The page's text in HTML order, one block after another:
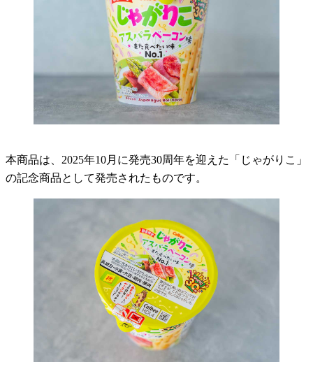
本商品は、2025年10月に発売30周年を迎えた「じゃがりこ」
の記念商品として発売されたものです。